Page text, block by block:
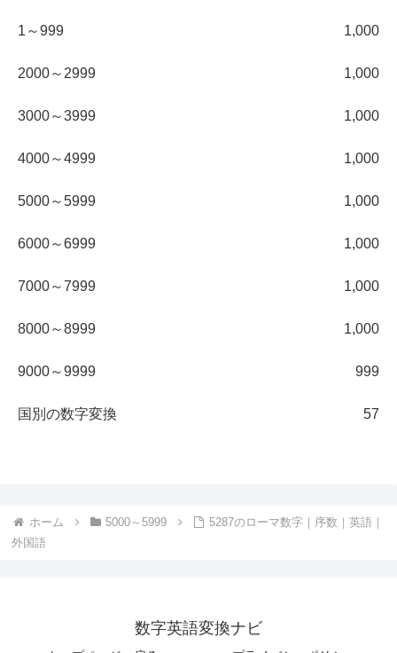
1～999 1,000
2000～2999 1,000
3000～3999 1,000
4000～4999 1,000
5000～5999 1,000
6000～6999 1,000
7000～7999 1,000
8000～8999 1,000
9000～9999 999
国別の数字変換 57
ホーム 5000～5999
5287のローマ数字｜序数｜英語｜
外国語
数字英語変換ナビ